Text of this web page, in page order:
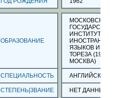
ОБРАЗОВАНИЕ
МОСКОВСКИЙ
ИНСТИТУТ
ИНОСТРАННЫХ
ЯЗЫКОВ ИМ М
ТОРЕЗА (1990
МОСКВА)
СПЕЦИАЛЬНОСТЬ АНГЛИЙСКИЙ
СТЕПЕНЬ|ЗВАНИЕ НЕТ ДАННЫХ